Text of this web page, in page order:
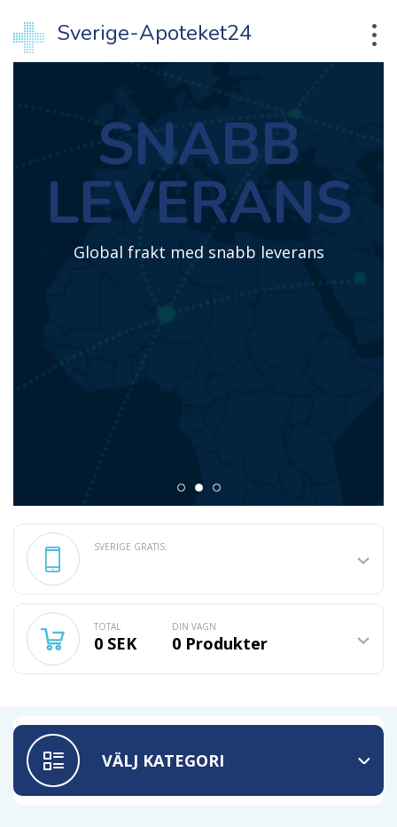
Sverige-Apoteket24
SNABB
LEVERANS
Global frakt med snabb leverans
SVERIGE GRATIS:
TOTAL
0 SEK
DIN VAGN
0 Produkter
VÄLJ KATEGORI